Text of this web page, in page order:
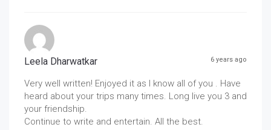
Leela Dharwatkar 6 years ago
Very well written! Enjoyed it as I know all of you . Have
heard about your trips many times. Long live you 3 and
your friendship.
Continue to write and entertain. All the best.